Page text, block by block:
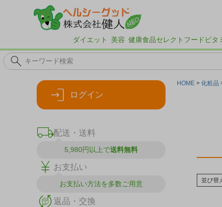
ダイエット 美容 健康食品セレクトフード ビタ
ログイン
配送・送料
5,980円以上で送料無料
お支払い
お支払い方法を多数ご用意
返品・交換
HOME 化粧品
並び替